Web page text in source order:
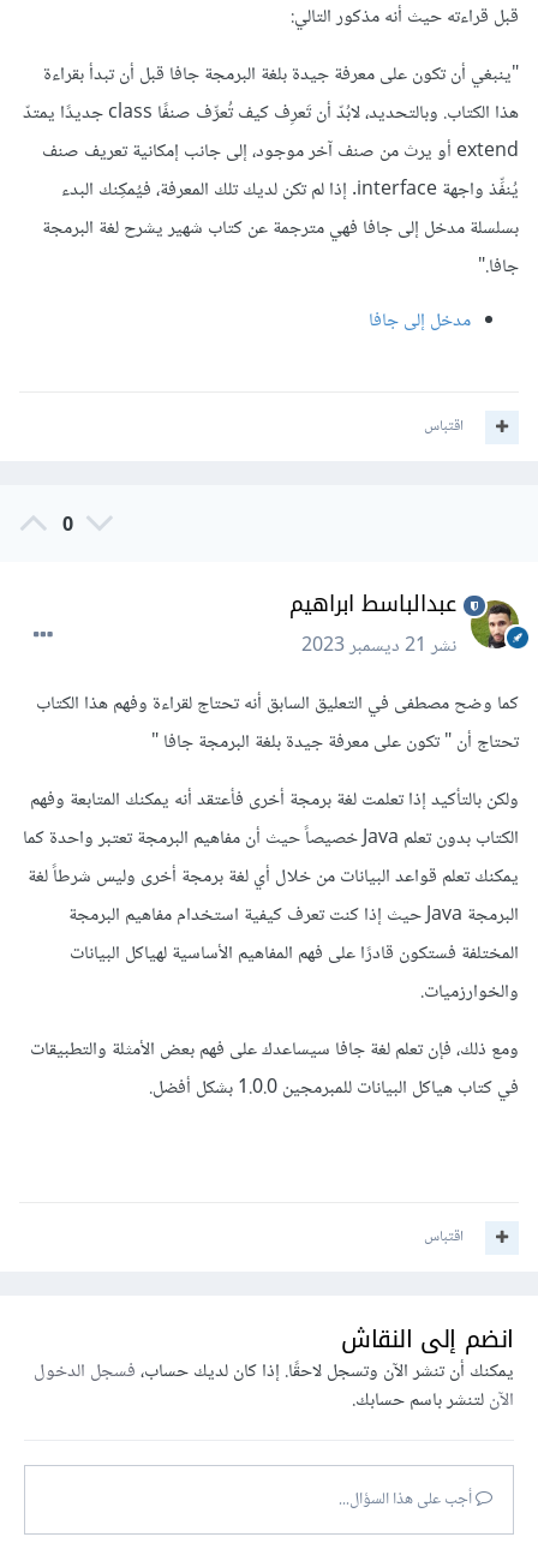
قبل قراءته حيث أنه مذكور التالي:
"ينبغي أن تكون على معرفة جيدة بلغة البرمجة جافا قبل أن تبدأ بقراءة
هذا الكتاب. وبالتحديد، لابُدّ أن تَعرِف كيف تُعرِّف صنفًا class جديدًا يمتدّ
extend أو يرث من صنف آخر موجود، إلى جانب إمكانية تعريف صنف
يُنفِّذ واجهة interface. إذا لم تكن لديك تلك المعرفة، فيُمكِنك البدء
بسلسلة مدخل إلى جافا فهي مترجمة عن كتاب شهير يشرح لغة البرمجة
جافا."
مدخل إلى جافا
اقتباس
0
عبدالباسط ابراهيم
نشر21 ديسمبر 2023
كما وضح مصطفى في التعليق السابق أنه تحتاج لقراءة وفهم هذا الكتاب
تحتاج أن " تكون على معرفة جيدة بلغة البرمجة جافا "
ولكن بالتأكيد إذا تعلمت لغة برمجة أخرى فأعتقد أنه يمكنك المتابعة وفهم
الكتاب بدون تعلم Java خصيصاً حيث أن مفاهيم البرمجة تعتبر واحدة كما
يمكنك تعلم قواعد البيانات من خلال أي لغة برمجة أخرى وليس شرطاً لغة
البرمجة Java حيث إذا كنت تعرف كيفية استخدام مفاهيم البرمجة
المختلفة فستكون قادرًا على فهم المفاهيم الأساسية لهياكل البيانات
والخوارزميات.
ومع ذلك، فإن تعلم لغة جافا سيساعدك على فهم بعض الأمثلة والتطبيقات
في كتاب هياكل البيانات للمبرمجين 1.0.0 بشكل أفضل.
اقتباس
انضم إلى النقاش
يمكنك أن تنشر الآن وتسجل لاحقًا. إذا كان لديك حساب،فسجل الدخول
الآنلتنشر باسم حسابك.
أجب على هذا السؤال...